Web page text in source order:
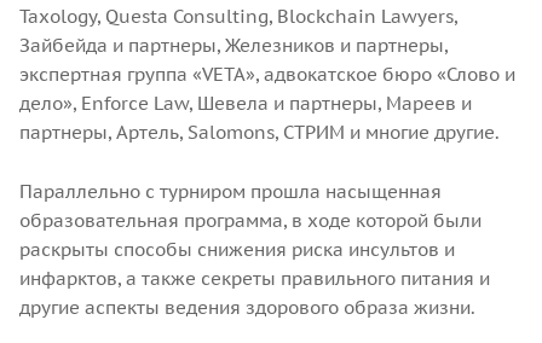
Taxology, Questa Consulting, Blockchain Lawyers,
Зайбейда и партнеры, Железников и партнеры,
экспертная группа «VETA», адвокатское бюро «Слово и
дело», Enforce Law, Шевела и партнеры, Мареев и
партнеры, Артель, Salomons, СТРИМ и многие другие.
Параллельно с турниром прошла насыщенная
образовательная программа, в ходе которой были
раскрыты способы снижения риска инсультов и
инфарктов, а также секреты правильного питания и
другие аспекты ведения здорового образа жизни.